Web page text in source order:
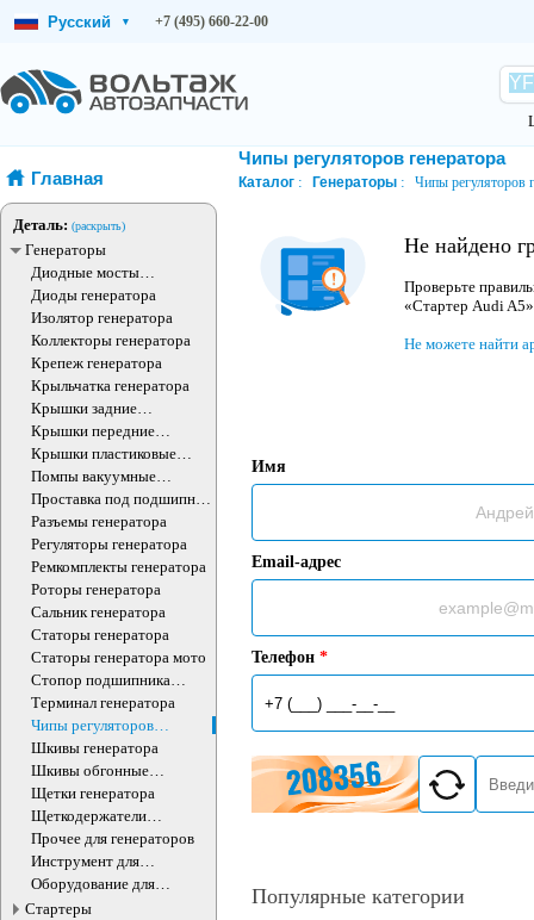
Русский ▾ +7 (495) 660-22-00
Главная
Деталь: (раскрыть)
Генераторы
Диодные мосты
генератора
Диоды генератора
Изолятор генератора
Коллекторы генератора
Крепеж генератора
Крыльчатка генератора
Крышки задние
генератора
Крышки передние
генератора
Крышки пластиковые
генератора
Помпы вакуумные
генератора
Проставка под подшипник
генератора
Разъемы генератора
Регуляторы генератора
Ремкомплекты генератора
Роторы генератора
Сальник генератора
Статоры генератора
Статоры генератора мото
Стопор подшипника
генератора
Терминал генератора
Чипы регуляторов
генератора
Шкивы генератора
Шкивы обгонные
генератора
Щетки генератора
Щеткодержатели
генератора
Прочее для генераторов
Инструмент для
генераторов
Оборудование для
генераторов
Стартеры
Чипы регуляторов генератора
Каталог Генераторы Чипы регуляторов
Не найдено
Проверьте
«Стартер Audi
Не можете найти
Имя
Email-адрес
Телефон *
Популярные категории